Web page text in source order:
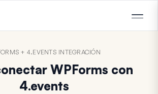
+ 4.EVENTS INTEGRACIÓN
WPForms con
4.events